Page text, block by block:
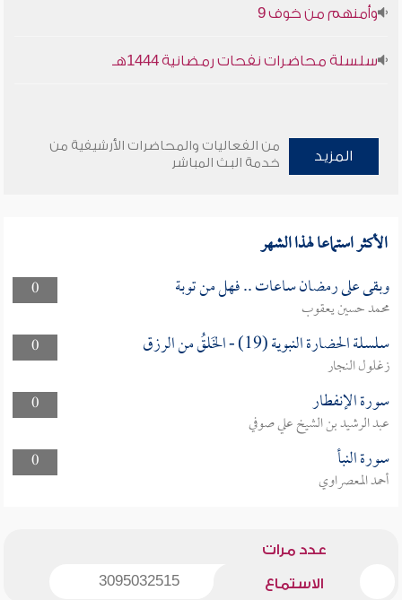
وأمنهم من خوف 9
سلسلة محاضرات نفحات رمضانية 1444هـ
المزيد
من الفعاليات والمحاضرات الأرشيفية من
خدمة البث المباشر
الأكثر استماعا لهذا الشهر
0 وبقى على رمضان ساعات .. فهل من توبة
محمد حسين يعقوب
0
سلسلة الحضارة النبوية (19) - الخَلقُ من الرزق
زغلول النجار
0
سورة الإنفطار
عبد الرشيد بن الشيخ علي صوفي
0
سورة النبأ
أحمد المعصراوي
عدد مرات
الاستماع 3095032515